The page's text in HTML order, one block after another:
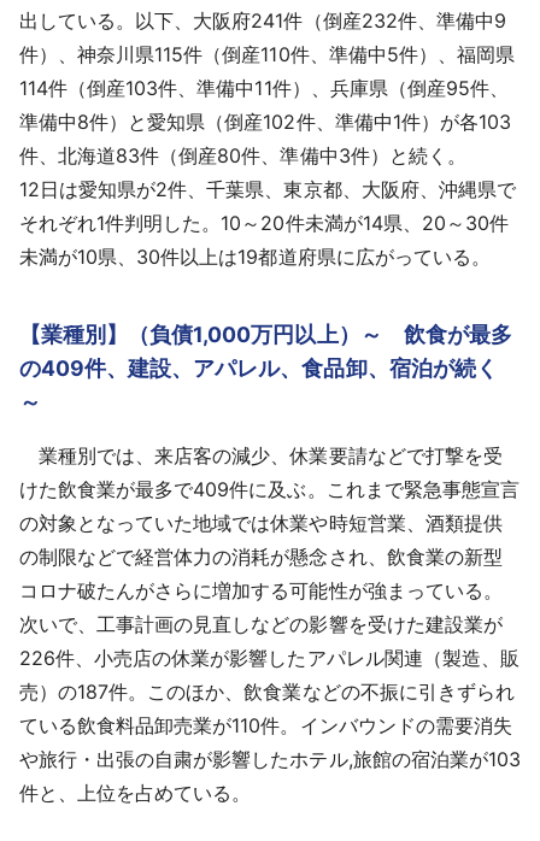
出している。以下、大阪府241件（倒産232件、準備中9
件）、神奈川県115件（倒産110件、準備中5件）、福岡県
114件（倒産103件、準備中11件）、兵庫県（倒産95件、
準備中8件）と愛知県（倒産102件、準備中1件）が各103
件、北海道83件（倒産80件、準備中3件）と続く。
12日は愛知県が2件、千葉県、東京都、大阪府、沖縄県で
それぞれ1件判明した。10～20件未満が14県、20～30件
未満が10県、30件以上は19都道府県に広がっている。
【業種別】（負債1,000万円以上）～ 飲食が最多
の409件、建設、アパレル、食品卸、宿泊が続く
～
業種別では、来店客の減少、休業要請などで打撃を受
けた飲食業が最多で409件に及ぶ。これまで緊急事態宣言
の対象となっていた地域では休業や時短営業、酒類提供
の制限などで経営体力の消耗が懸念され、飲食業の新型
コロナ破たんがさらに増加する可能性が強まっている。
次いで、工事計画の見直しなどの影響を受けた建設業が
226件、小売店の休業が影響したアパレル関連（製造、販
売）の187件。このほか、飲食業などの不振に引きずられ
ている飲食料品卸売業が110件。インバウンドの需要消失
や旅行・出張の自粛が影響したホテル,旅館の宿泊業が103
件と、上位を占めている。